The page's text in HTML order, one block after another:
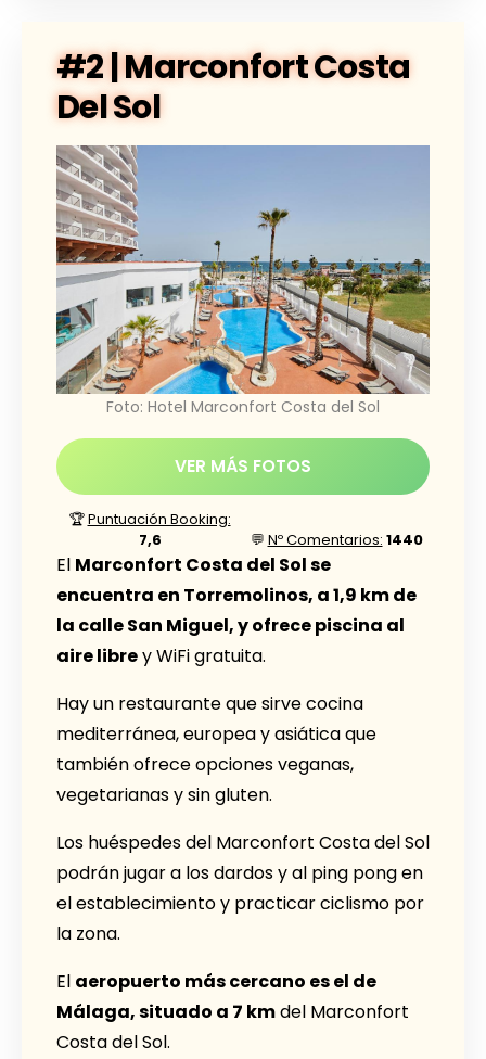
#2 | Marconfort Costa
Del Sol
Foto: Hotel Marconfort Costa del Sol
VER MÁS FOTOS
🏆Puntuación Booking:
7,6
💬 Nº Comentarios: 1440
El Marconfort Costa del Sol se
encuentra en Torremolinos, a 1,9 km de
la calle San Miguel, y ofrece piscina al
aire librey WiFi gratuita.
Hay un restaurante que sirve cocina
mediterránea, europea y asiática que
también ofrece opciones veganas,
vegetarianas y sin gluten.
Los huéspedes del Marconfort Costa del Sol
podrán jugar a los dardos y al ping pong en
el establecimiento y practicar ciclismo por
la zona.
El aeropuerto más cercano es el de
Málaga, situado a 7 kmdel Marconfort
Costa del Sol.